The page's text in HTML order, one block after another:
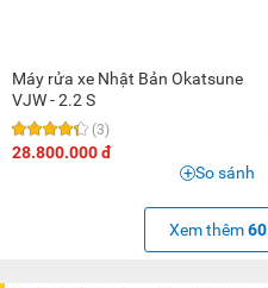
Máy rửa xe Nhật Bản Okatsune
VJW - 2.2 S
(3)
28.800.000 đ
So sánh
Xem thêm60